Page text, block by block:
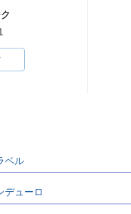
ベル
デューロ